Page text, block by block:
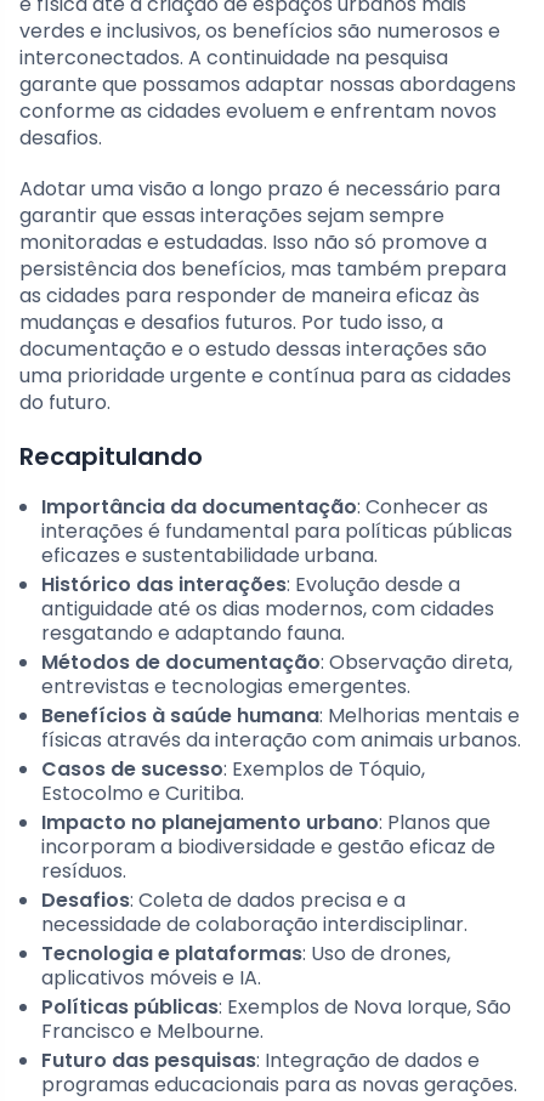
verdes e inclusivos, os benefícios são numerosos e
interconectados. A continuidade na pesquisa
garante que possamos adaptar nossas abordagens
conforme as cidades evoluem e enfrentam novos
desafios.
Adotar uma visão a longo prazo é necessário para
garantir que essas interações sejam sempre
monitoradas e estudadas. Isso não só promove a
persistência dos benefícios, mas também prepara
as cidades para responder de maneira eficaz às
mudanças e desafios futuros. Por tudo isso, a
documentação e o estudo dessas interações são
uma prioridade urgente e contínua para as cidades
do futuro.
Recapitulando
Importância da documentação: Conhecer as
interações é fundamental para políticas públicas
eficazes e sustentabilidade urbana.
Histórico das interações: Evolução desde a
antiguidade até os dias modernos, com cidades
resgatando e adaptando fauna.
Métodos de documentação: Observação direta,
entrevistas e tecnologias emergentes.
Benefícios à saúde humana: Melhorias mentais e
físicas através da interação com animais urbanos.
Casos de sucesso: Exemplos de Tóquio,
Estocolmo e Curitiba.
Impacto no planejamento urbano: Planos que
incorporam a biodiversidade e gestão eficaz de
resíduos.
Desafios: Coleta de dados precisa e a
necessidade de colaboração interdisciplinar.
Tecnologia e plataformas: Uso de drones,
aplicativos móveis e IA.
Políticas públicas: Exemplos de Nova Iorque, São
Francisco e Melbourne.
Futuro das pesquisas: Integração de dados e
programas educacionais para as novas gerações.